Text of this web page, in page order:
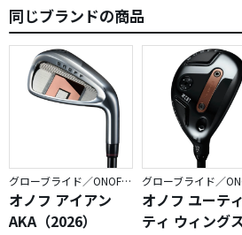
同じブランドの商品
グローブライド／ONOFF AKA
オノフ アイアン
AKA（2026）
オノフ ユーテ
ティ ウィング